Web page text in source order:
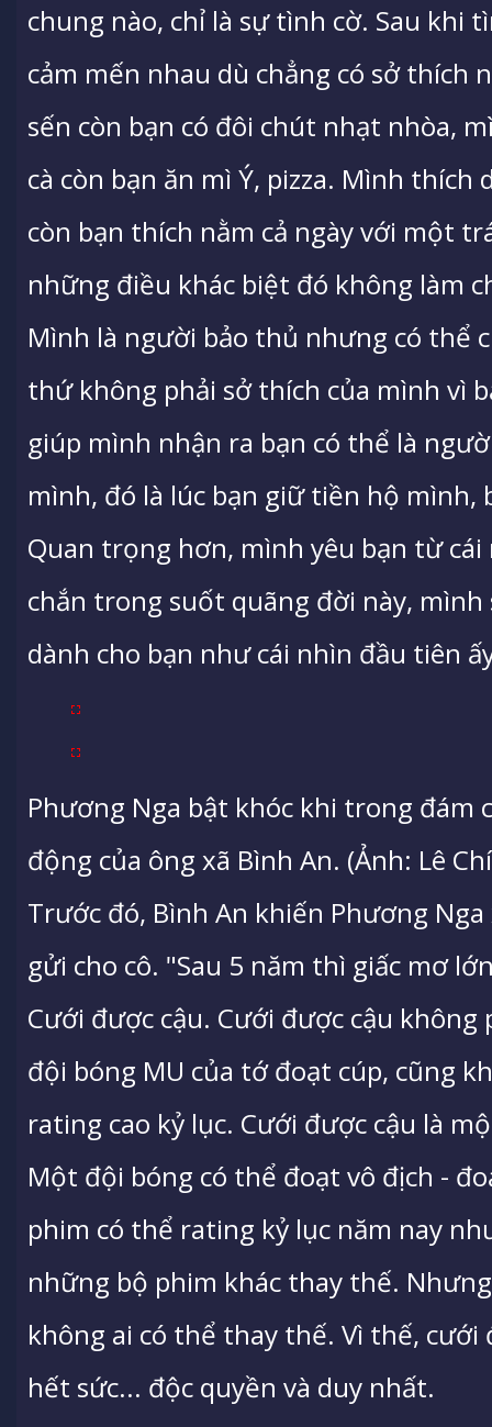
chung nào, chỉ là sự tình cờ. Sau khi
cảm mến nhau dù chẳng có sở thích
sến còn bạn có đôi chút nhạt nhòa,
cà còn bạn ăn mì Ý, pizza. Mình
còn bạn thích nằm cả ngày với một
những điều khác biệt đó không làm
Mình là người bảo thủ nhưng có thể
thứ không phải sở thích của mình vì
giúp mình nhận ra bạn có thể là
mình, đó là lúc bạn giữ tiền hộ mình,
Quan trọng hơn, mình yêu bạn từ
chắn trong suốt quãng đời này,
dành cho bạn như cái nhìn đầu tiên
Phương Nga bật khóc khi trong đám
động của ông xã Bình An. (Ảnh: Lê
Trước đó, Bình An khiến Phương
gửi cho cô. "Sau 5 năm thì giấc mơ
Cưới được cậu. Cưới được cậu
đội bóng MU của tớ đoạt cúp, cũng
rating cao kỷ lục. Cưới được cậu là
Một đội bóng có thể đoạt vô địch -
phim có thể rating kỷ lục năm nay
những bộ phim khác thay thế.
không ai có thể thay thế. Vì thế,
hết sức... độc quyền và duy nhất.